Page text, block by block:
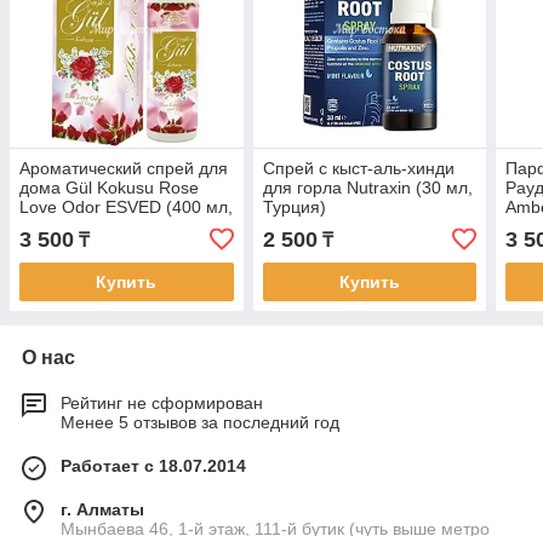
Ароматический спрей для
дома Gül Kokusu Rose
Love Odor ESVED (400 мл,
3 500 ₸
Купить
Спрей с кыст-аль-хинди
для горла Nutraxin (30 мл,
Турция)
2 500₸
Купить
3
О нас
Рейтинг не сформирован
Менее 5 отзывов за последний год
Работает с 18.07.2014
г. Алматы
Мынбаева 46, 1-й этаж, 111-й бутик (чуть выше метро